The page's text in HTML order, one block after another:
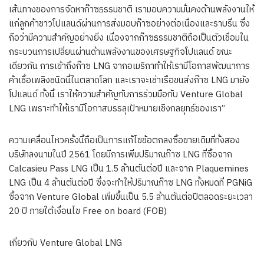
เส้นทางของการจัดหาก๊าซธรรมชาติ เรามอบความมั่นคงด้านพลังงานให้
แก่ลูกค้าชาวโปแลนด์ผ่านการส่งมอบก๊าซอย่างต่อเนื่องและราบรื่น ซึ่ง
ถือว่ามีความสำคัญอย่างยิ่ง เนื่องจากก๊าซธรรมชาติถือเป็นตัวเชื่อมใน
กระบวนการเปลี่ยนผ่านด้านพลังงานของเศรษฐกิจโปแลนด์ ขณะ
เดียวกัน การเข้าถึงก๊าซ LNG จากอเมริกาทำให้เรามีโอกาสพัฒนาการ
ค้าเชื้อเพลิงชนิดนี้ในตลาดโลก และเราจะเช่าเรือขนส่งก๊าซ LNG มายัง
โปแลนด์ ทั้งนี้ เราให้ความสำคัญกับการร่วมมือกับ Venture Global
LNG เพราะทำให้เรามีโอกาสบรรลุเป้าหมายเชิงกลยุทธ์ของเรา”
ความเคลื่อนไหวครั้งนี้ถือเป็นการแก้ไขข้อตกลงซื้อขายเดิมที่ทั้งสอง
บริษัทลงนามในปี 2561 โดยมีการเพิ่มปริมาณก๊าซ LNG ที่ซื้อจาก
Calcasieu Pass LNG เป็น 1.5 ล้านตันต่อปี และจาก Plaquemines
LNG เป็น 4 ล้านตันต่อปี ซึ่งจะทำให้ปริมาณก๊าซ LNG ทั้งหมดที่ PGNiG
ซื้อจาก Venture Global เพิ่มขึ้นเป็น 5.5 ล้านตันต่อปีตลอดระยะเวลา
20 ปี ภายใต้เงื่อนไข Free on board (FOB)
เกี่ยวกับ Venture Global LNG